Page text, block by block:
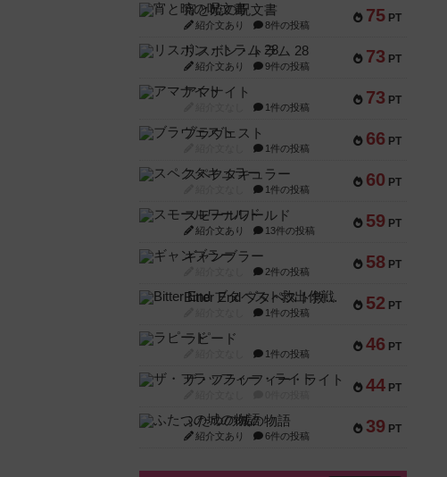
75 PT
宵と暁の呪文書
紹介文あり 8件の投稿
73 PT
リスボン・トラム 28
紹介文あり 9件の投稿
73 PT
アマナイト
1件の投稿
66 PT
ブラヴェスト
1件の投稿
60 PT
スペクタキュラー
1件の投稿
59 PT
スモールワールド
紹介文あり 13件の投稿
58 PT
ギャンブラー
2件の投稿
52 PT
Bitter End ブタペスト救出作戦
1件の投稿
46 PT
ラピード
1件の投稿
44 PT
ザ・フラッフィー・ライト
39 PT
ふたつの城の物語
紹介文あり 6件の投稿